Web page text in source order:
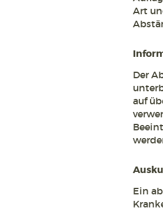
Art
Der
auf
Ein